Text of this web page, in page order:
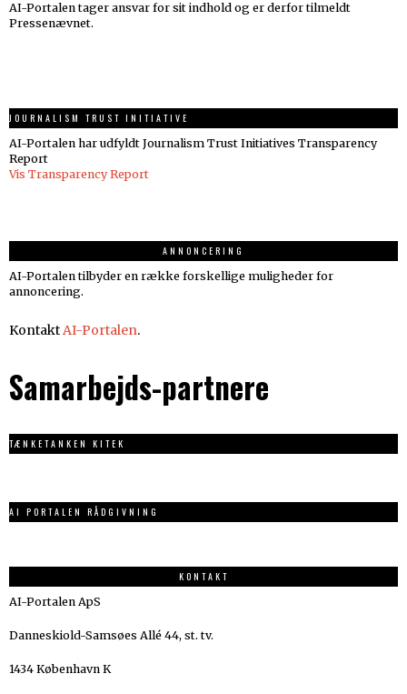
AI-Portalen tager ansvar for sit indhold og er derfor tilmeldt
Pressenævnet.
JOURNALISM TRUST INITIATIVE
AI-Portalen har udfyldt Journalism Trust Initiatives Transparency
Report
Vis Transparency Report
ANNONCERING
AI-Portalen tilbyder en række forskellige muligheder for
annoncering.
KontaktAI-Portalen.
Samarbejds-partnere
TÆNKETANKEN KITEK
AI PORTALEN RÅDGIVNING
KONTAKT
AI-Portalen ApS
Danneskiold-Samsøes Allé 44, st. tv.
1434 København K